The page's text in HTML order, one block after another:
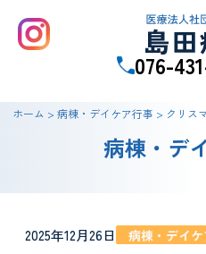
076-
病棟・デ
ホーム > 病棟・デイケア行事 > クリス
2025年12月26日 病棟・デイ